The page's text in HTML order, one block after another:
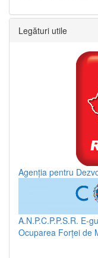
Legături utile
Agenția pentru
A.N.P.C.P.P.S.R. E-
Ocuparea Forței de